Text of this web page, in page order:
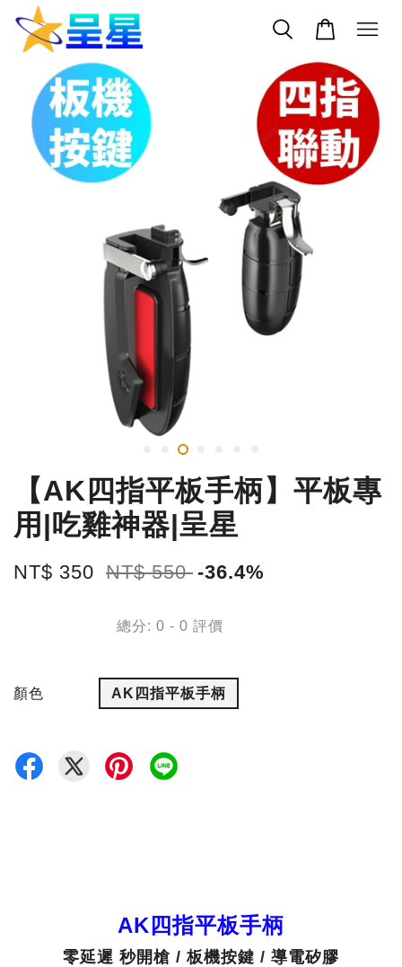
【AK四指平板手柄】平板專
用|吃雞神器|呈星
NT$ 350 NT$ 550 -36.4%
總分: 0 - 0 評價
顏色 AK四指平板手柄
AK四指平板手柄
零延遲 秒開槍 / 板機按鍵 / 導電矽膠